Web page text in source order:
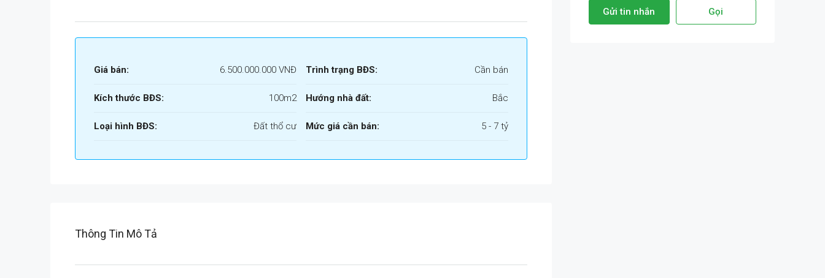
Giá bán: 6.500.000.000 VNĐ
Kích thước BĐS: 100m2
Loại hình BĐS: Đất thổ cư
Trình trạng BĐS: Cần bán
Hướng nhà đất: Bắc
Mức giá cần bán: 5 - 7 tỷ
Thông Tin Mô Tả
Gửi tin nhắn Gọi